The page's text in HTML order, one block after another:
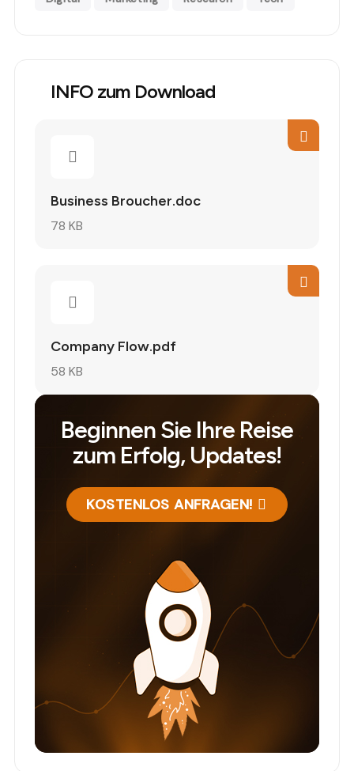
INFO zum Download
Business Broucher.doc
78 KB
Company Flow.pdf
58 KB
Beginnen Sie Ihre Reise
zum Erfolg, Updates!
KOSTENLOS ANFRAGEN!